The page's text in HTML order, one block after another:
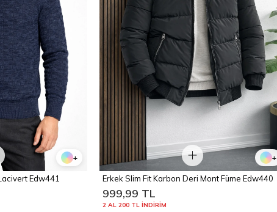
+
Edw441
+
Erkek Slim Fit Karbon Deri Mont Füme Edw440
999,99 TL
2 AL 200 TL İNDİRİM